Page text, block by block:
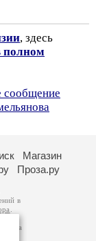
, здесь
полном
сообщение
Магазин
Проза.ру
в